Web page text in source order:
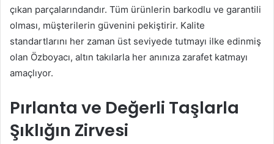
çıkan parçalarındandır. Tüm ürünlerin barkodlu ve garantili
olması, müşterilerin güvenini pekiştirir. Kalite
standartlarını her zaman üst seviyede tutmayı ilke edinmiş
olan Özboyacı, altın takılarla her anınıza zarafet katmayı
amaçlıyor.
Pırlanta ve Değerli Taşlarla
Şıklığın Zirvesi